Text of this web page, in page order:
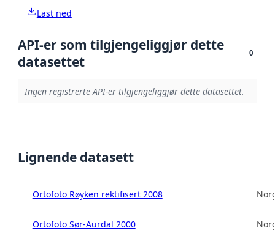
Last ned
API-er som tilgjengeliggjør dette
datasettet
0
Ingen registrerte API-er tilgjengeliggjør dette datasettet.
Lignende datasett
Ortofoto Røyken rektifisert 2008
Ortofoto Sør-Aurdal 2000